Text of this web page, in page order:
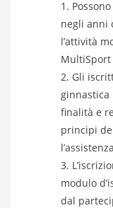
negli anni
l’attività
MultiSport
Gli
ginnastica
finalità e
principi
modulo
dal